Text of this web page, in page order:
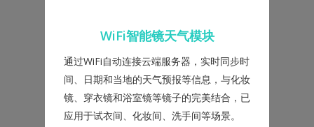
WiFi智能镜天气模块
通过WiFi自动连接云端服务器，实时同步时
间、日期和当地的天气预报等信息，与化妆
镜、穿衣镜和浴室镜等镜子的完美结合，已
应用于试衣间、化妆间、洗手间等场景。